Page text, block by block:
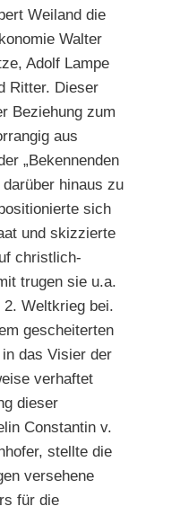
Weiland die
Walter
Adolf Lampe
Ritter. Dieser
Beziehung zum
aus
„Bekennenden
hinaus zu
sich
und skizzierte
christlich-
trugen sie u.a.
2. Weltkrieg bei.
gescheiterten
das Visier der
verhaftet
dieser
Constantin v.
stellte die
versehene
für die